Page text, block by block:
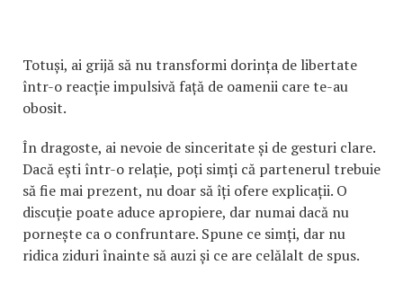
Totuși, ai grijă să nu transformi dorința de libertate
într-o reacție impulsivă față de oamenii care te-au
obosit.
În dragoste, ai nevoie de sinceritate și de gesturi clare.
Dacă ești într-o relație, poți simți că partenerul trebuie
să fie mai prezent, nu doar să îți ofere explicații. O
discuție poate aduce apropiere, dar numai dacă nu
pornește ca o confruntare. Spune ce simți, dar nu
ridica ziduri înainte să auzi și ce are celălalt de spus.